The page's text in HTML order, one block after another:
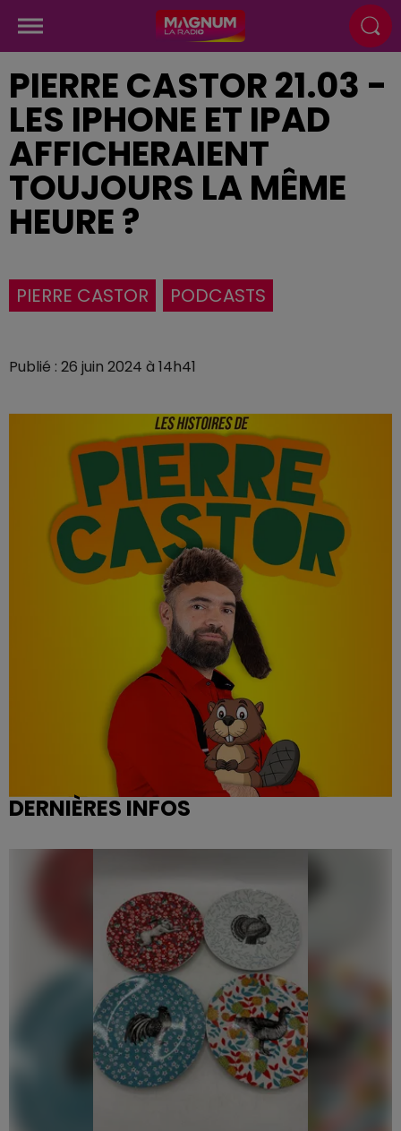
PIERRE CASTOR 21.03 -
LES IPHONE ET IPAD
AFFICHERAIENT
TOUJOURS LA MÊME
HEURE ?
PIERRE CASTOR PODCASTS
Publié : 26 juin 2024 à 14h41
DERNIÈRES INFOS